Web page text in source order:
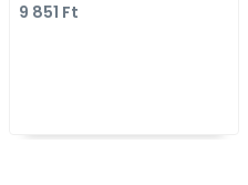
bútorfogantyú
9 851 Ft